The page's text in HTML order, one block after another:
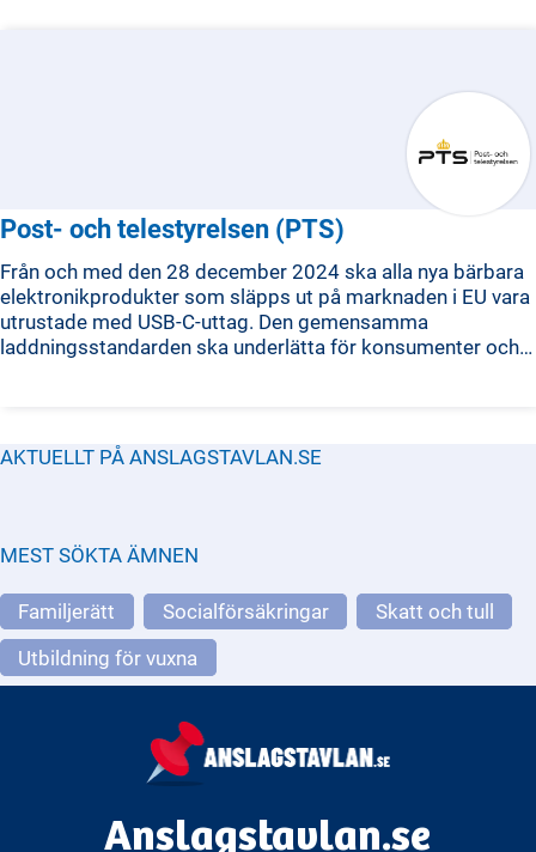
Post- och telestyrelsen (PTS)
Från och med den 28 december 2024 ska alla nya bärbara
elektronikprodukter som släpps ut på marknaden i EU vara
utrustade med USB-C-uttag. Den gemensamma
laddningsstandarden ska underlätta för konsumenter och
AKTUELLT PÅ ANSLAGSTAVLAN.SE
MEST SÖKTA ÄMNEN
Familjerätt Socialförsäkringar
Skatt och tull
Utbildning för vuxna
Anslagstavlan.se